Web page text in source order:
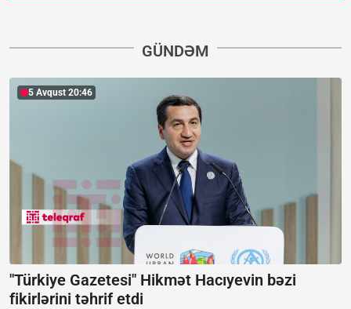
GÜNDƏM
5 Avqust 20:46
"Türkiye Gazetesi" Hikmət Hacıyevin bəzi
fikirlərini təhrif etdi